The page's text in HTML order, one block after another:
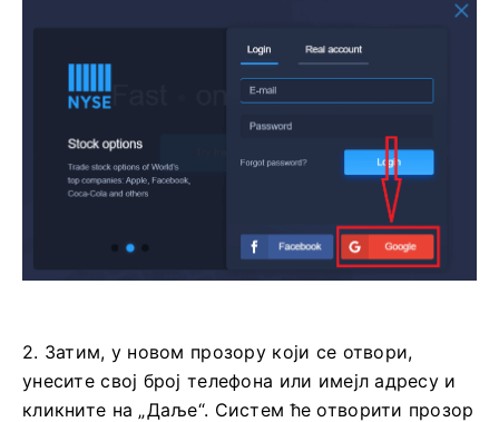
2. Затим, у новом прозору који се отвори,
унесите свој број телефона или имејл адресу и
кликните на „Даље“. Систем ће отворити прозор